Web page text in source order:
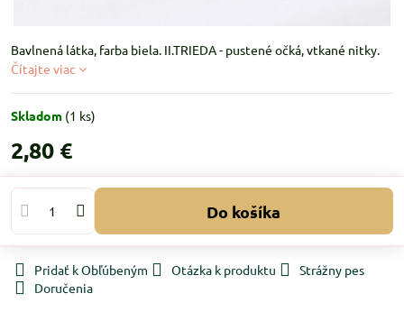
Bavlnená látka, farba biela. II.TRIEDA - pustené očká, vtkané nitky.
Čítajte viac
Skladom (1 ks)
2,80 €
Do košíka
Pridať k Obľúbeným Otázka k produktu
Strážny pes
Doručenia